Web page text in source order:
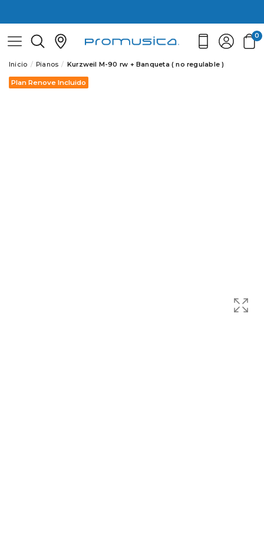
0
Inicio Pianos Kurzweil M-90 rw + Banqueta ( no regulable )
Plan Renove Incluido